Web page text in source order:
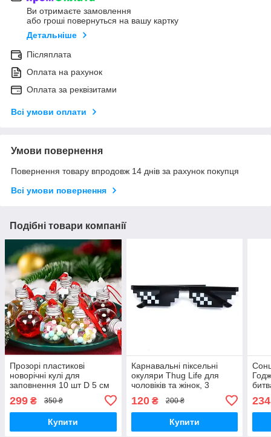
Ви отримаєте замовлення
або гроші повернуться на вашу картку
Детальніше
Післяплата
Оплата на рахунок
Оплата за реквізитами
Всі умови оплати
Умови повернення
Повернення товару впродовж 14 днів за рахунок покупця
Всі умови повернення
Подібні товари компанії
Прозорі пластикові
новорічні кулі для
заповнення 10 шт D 5 см
299 ₴ 350 ₴
Купити
Карнавальні піксельні
окуляри Thug Life для
чоловіків та жінок, 3
120₴ 200 ₴
Купити
234